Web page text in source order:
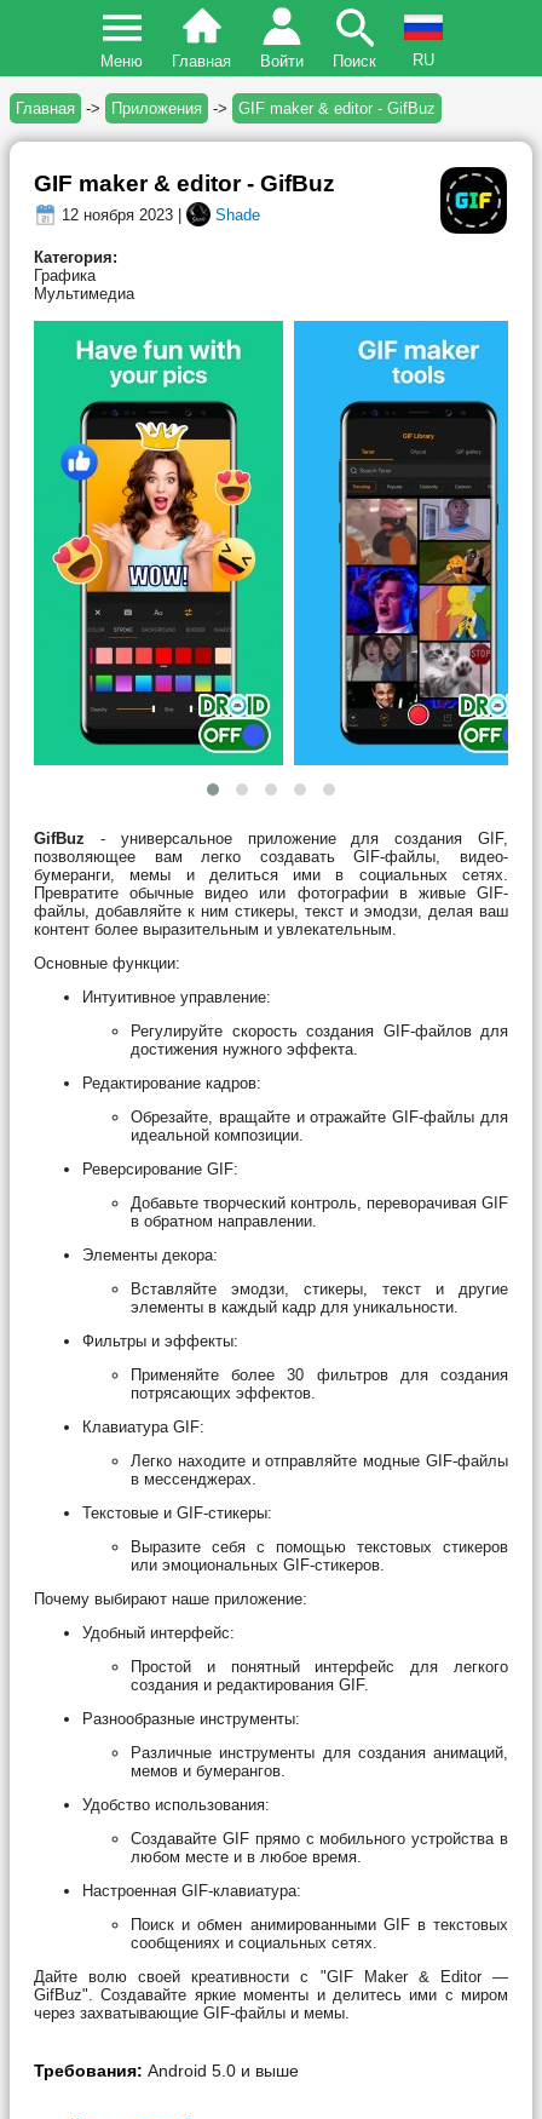
Меню Главная Войти Поиск RU
Главная -> Приложения -> GIF maker & editor - GifBuz
GIF maker & editor - GifBuz
12 ноября 2023 | Shade
Категория:
Графика
Мультимедиа
GifBuz - универсальное приложение для создания GIF,
позволяющее вам легко создавать GIF-файлы, видео-
бумеранги, мемы и делиться ими в социальных сетях.
Превратите обычные видео или фотографии в живые GIF-
файлы, добавляйте к ним стикеры, текст и эмодзи, делая ваш
контент более выразительным и увлекательным.
Основные функции:
Интуитивное управление:
Регулируйте скорость создания GIF-файлов для
достижения нужного эффекта.
Редактирование кадров:
Обрезайте, вращайте и отражайте GIF-файлы для
идеальной композиции.
Реверсирование GIF:
Добавьте творческий контроль, переворачивая GIF
в обратном направлении.
Элементы декора:
Вставляйте эмодзи, стикеры, текст и другие
элементы в каждый кадр для уникальности.
Фильтры и эффекты:
Применяйте более 30 фильтров для создания
потрясающих эффектов.
Клавиатура GIF:
Легко находите и отправляйте модные GIF-файлы
в мессенджерах.
Текстовые и GIF-стикеры:
Выразите себя с помощью текстовых стикеров
или эмоциональных GIF-стикеров.
Почему выбирают наше приложение:
Удобный интерфейс:
Простой и понятный интерфейс для легкого
создания и редактирования GIF.
Разнообразные инструменты:
Различные инструменты для создания анимаций,
мемов и бумерангов.
Удобство использования:
Создавайте GIF прямо с мобильного устройства в
любом месте и в любое время.
Настроенная GIF-клавиатура:
Поиск и обмен анимированными GIF в текстовых
сообщениях и социальных сетях.
Дайте волю своей креативности с "GIF Maker & Editor —
GifBuz". Создавайте яркие моменты и делитесь ими с миром
через захватывающие GIF-файлы и мемы.
Требования: Android 5.0 и выше